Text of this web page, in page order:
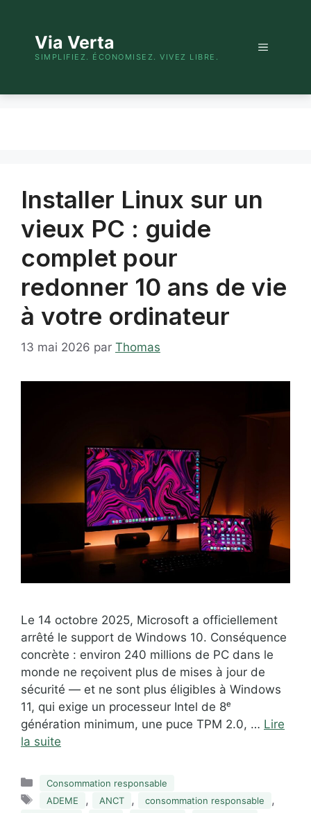
contenuVia Verta
SIMPLIFIEZ. ÉCONOMISEZ. VIVEZ LIBRE.
Menu
Installer Linux sur un
vieux PC : guide
complet pour
redonner 10 ans de vie
à votre ordinateur
13 mai 2026 par Thomas
Le 14 octobre 2025, Microsoft a officiellement
arrêté le support de Windows 10. Conséquence
concrète : environ 240 millions de PC dans le
monde ne reçoivent plus de mises à jour de
sécurité — et ne sont plus éligibles à Windows
11, qui exige un processeur Intel de 8ᵉ
génération minimum, une puce TPM 2.0, … Lire
la suite
Catégories
Consommation responsable
Étiquettes
ADEME , ANCT , consommation responsable ,